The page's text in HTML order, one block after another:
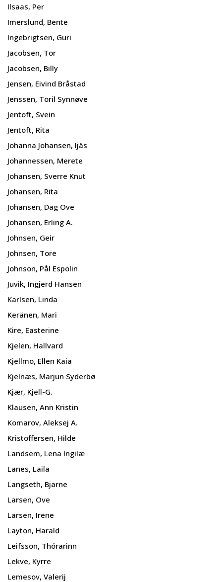
Ilsaas, Per
Imerslund, Bente
Ingebrigtsen, Guri
Jacobsen, Tor
Jacobsen, Billy
Jensen, Eivind Bråstad
Jenssen, Toril Synnøve
Jentoft, Svein
Jentoft, Rita
Johanna Johansen, Ijäs
Johannessen, Merete
Johansen, Sverre Knut
Johansen, Rita
Johansen, Dag Ove
Johansen, Erling A.
Johnsen, Geir
Johnsen, Tore
Johnson, Pål Espolin
Juvik, Ingjerd Hansen
Karlsen, Linda
Keränen, Mari
Kire, Easterine
Kjelen, Hallvard
Kjellmo, Ellen Kaia
Kjelnæs, Marjun Syderbø
Kjær, Kjell-G.
Klausen, Ann Kristin
Komarov, Aleksej A.
Kristoffersen, Hilde
Landsem, Lena Ingilæ
Lanes, Laila
Langseth, Bjarne
Larsen, Ove
Larsen, Irene
Layton, Harald
Leifsson, Thórarinn
Lekve, Kyrre
Lemesov, Valerij